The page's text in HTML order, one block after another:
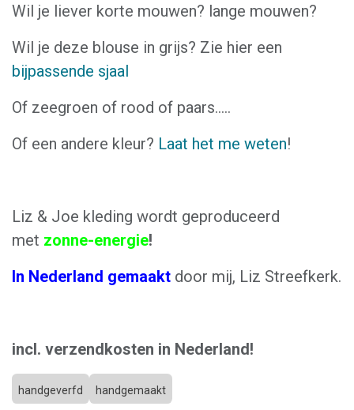
Wil je liever korte mouwen? lange mouwen?
Wil je deze blouse in grijs? Zie hier een
bijpassende sjaal
Of zeegroen of rood of paars.....
Of een andere kleur? Laat het me weten!
Liz & Joe kleding wordt geproduceerd
met zonne-energie!
In Nederland gemaakt door mij, Liz Streefkerk.
incl. verzendkosten in Nederland!
handgeverfd handgemaakt